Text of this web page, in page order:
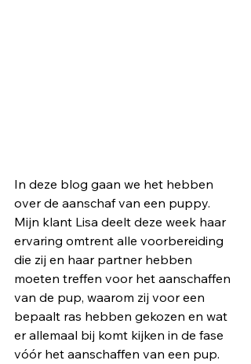
In deze blog gaan we het hebben
over de aanschaf van een puppy.
Mijn klant Lisa deelt deze week haar
ervaring omtrent alle voorbereiding
die zij en haar partner hebben
moeten treffen voor het aanschaffen
van de pup, waarom zij voor een
bepaalt ras hebben gekozen en wat
er allemaal bij komt kijken in de fase
vóór het aanschaffen van een pup.